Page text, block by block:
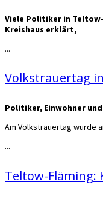
Viele Politiker in
Kreishaus erklärt,
...
Volkstrauertag
Politiker, Einwohner
Am Volkstrauertag wurde
...
Teltow-Fläming: